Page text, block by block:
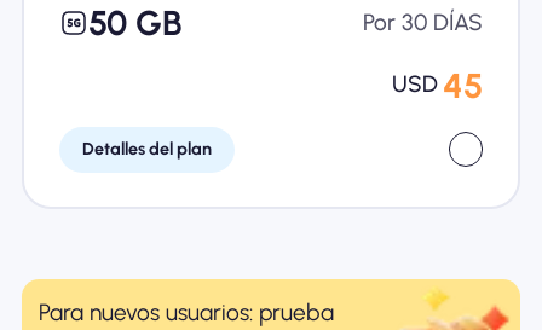
50 GB Por 30 DÍAS
USD 45
Detalles del plan
Para nuevos usuarios: prueba